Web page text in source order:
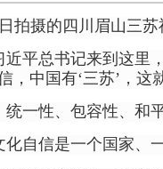
拍摄的四川眉山三
近平总书记来到这
，中国有‘三苏’，这
统一性、包容性、
化自信是一个国家、